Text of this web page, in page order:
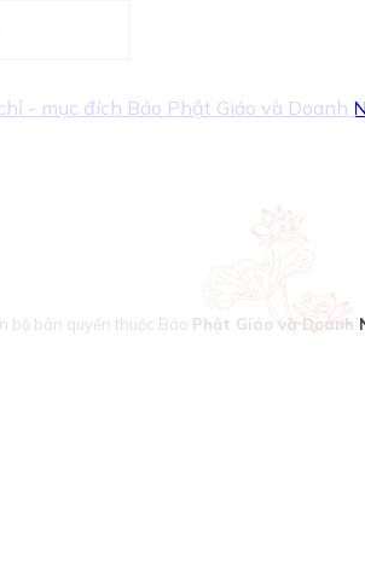
- mục đích Báo Phật Giáo và Doanh
bộ bản quyền thuộc Báo Phật Giáo và Doanh